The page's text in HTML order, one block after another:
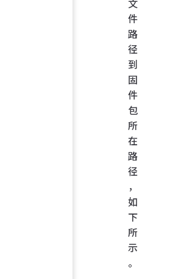
件
路
径
到
固
件
包
所
在
路
径
，
如
下
所
示
。